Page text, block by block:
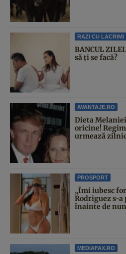
RAZI CU LACRIMI
BANCUL
să ți se facă?
AVANTAJE.RO
Dieta
oricine!
urmează
PROSPORT
„Îmi iubesc
Rodriguez s-a
înainte de
MEDIAFAX.RO